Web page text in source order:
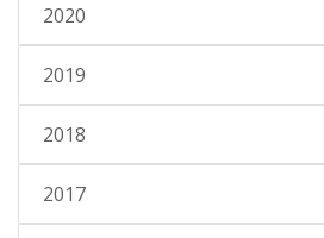
2020
2019
2018
2017